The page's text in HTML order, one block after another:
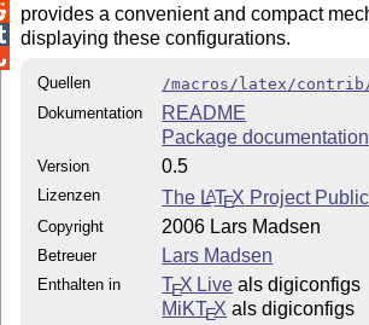
provides a convenient and compact
displaying these configurations.
Quellen
/macros/latex/
Dokumentation
README
Package documentation
Version 0.5
Lizenzen The LATEX Project
Copyright 2006 Lars Madsen
Betreuer Lars Madsen
Enthalten in TEX Live als digiconfigs
MiKTEX als digiconfigs